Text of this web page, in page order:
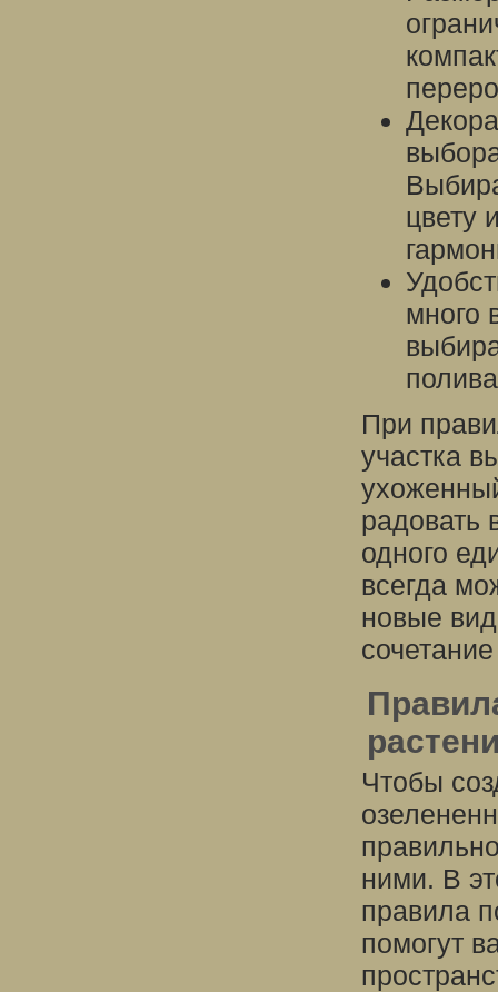
цвету
много
При
участка
радовать
одного
всегда
новые
Чтобы
ними. В
правила
помогут